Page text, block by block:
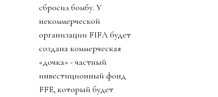
сбросил бомбу. У
некоммерческой
организации FIFA будет
создана коммерческая
«дочка» - частный
инвестиционный фонд
FFE, который будет